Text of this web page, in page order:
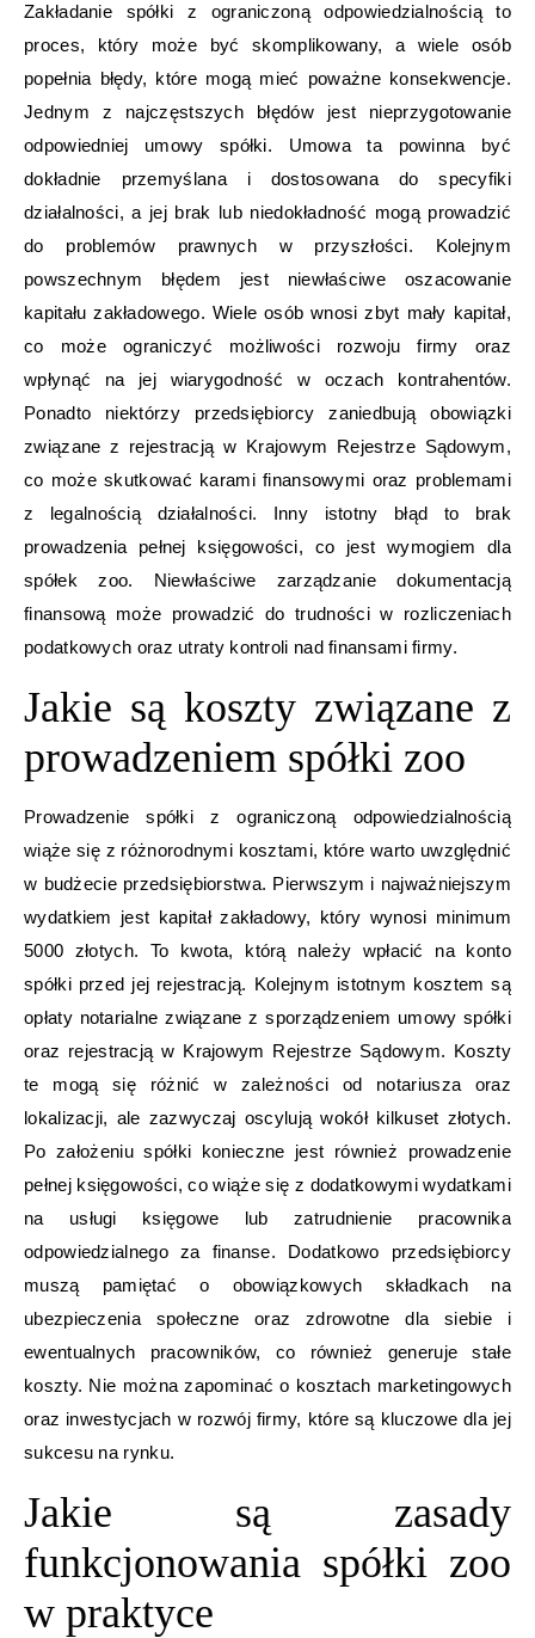
Zakładanie spółki z ograniczoną odpowiedzialnością to
proces, który może być skomplikowany, a wiele osób
popełnia błędy, które mogą mieć poważne konsekwencje.
Jednym z najczęstszych błędów jest nieprzygotowanie
odpowiedniej umowy spółki. Umowa ta powinna być
dokładnie przemyślana i dostosowana do specyfiki
działalności, a jej brak lub niedokładność mogą prowadzić
do problemów prawnych w przyszłości. Kolejnym
powszechnym błędem jest niewłaściwe oszacowanie
kapitału zakładowego. Wiele osób wnosi zbyt mały kapitał,
co może ograniczyć możliwości rozwoju firmy oraz
wpłynąć na jej wiarygodność w oczach kontrahentów.
Ponadto niektórzy przedsiębiorcy zaniedbują obowiązki
związane z rejestracją w Krajowym Rejestrze Sądowym,
co może skutkować karami finansowymi oraz problemami
z legalnością działalności. Inny istotny błąd to brak
prowadzenia pełnej księgowości, co jest wymogiem dla
spółek zoo. Niewłaściwe zarządzanie dokumentacją
finansową może prowadzić do trudności w rozliczeniach
podatkowych oraz utraty kontroli nad finansami firmy.
Jakie są koszty związane z
prowadzeniem spółki zoo
Prowadzenie spółki z ograniczoną odpowiedzialnością
wiąże się z różnorodnymi kosztami, które warto uwzględnić
w budżecie przedsiębiorstwa. Pierwszym i najważniejszym
wydatkiem jest kapitał zakładowy, który wynosi minimum
5000 złotych. To kwota, którą należy wpłacić na konto
spółki przed jej rejestracją. Kolejnym istotnym kosztem są
opłaty notarialne związane z sporządzeniem umowy spółki
oraz rejestracją w Krajowym Rejestrze Sądowym. Koszty
te mogą się różnić w zależności od notariusza oraz
lokalizacji, ale zazwyczaj oscylują wokół kilkuset złotych.
Po założeniu spółki konieczne jest również prowadzenie
pełnej księgowości, co wiąże się z dodatkowymi wydatkami
na usługi księgowe lub zatrudnienie pracownika
odpowiedzialnego za finanse. Dodatkowo przedsiębiorcy
muszą pamiętać o obowiązkowych składkach na
ubezpieczenia społeczne oraz zdrowotne dla siebie i
ewentualnych pracowników, co również generuje stałe
koszty. Nie można zapominać o kosztach marketingowych
oraz inwestycjach w rozwój firmy, które są kluczowe dla jej
sukcesu na rynku.
Jakie są zasady
funkcjonowania spółki zoo
w praktyce